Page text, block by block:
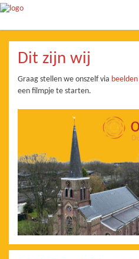
Dit zijn wij
Graag stellen we onszelf via beelden
een filmpje te starten.